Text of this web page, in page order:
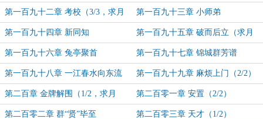
月票） 票）
第一百九十二章 考校（3/3，求月
票）
第一百九十三章 小师弟
第一百九十四章 新同知 第一百九十五章 破而后立（求月
票）
第一百九十六章 兔亭聚首 第一百九十七章 锦城群芳谱
第一百九十八章 一江春水向东流
（1/2）
第一百九十九章 麻烦上门（2/2）
第二百章 金牌解围（1/2，求月
票）
第二百零一章 安置（2/2）
第二百零二章 群“贤”毕至 第二百零三章 天才（1/2）